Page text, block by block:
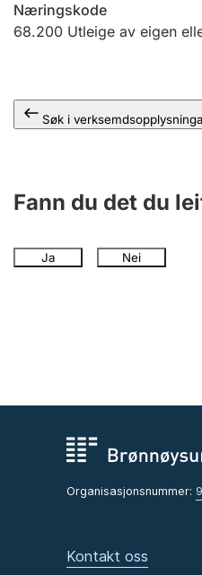
Næringskode
68.200 Utleige av eigen
Søk i
Fann du det du
Ja Nei
Organisasjonsnummer:
Kontakt oss